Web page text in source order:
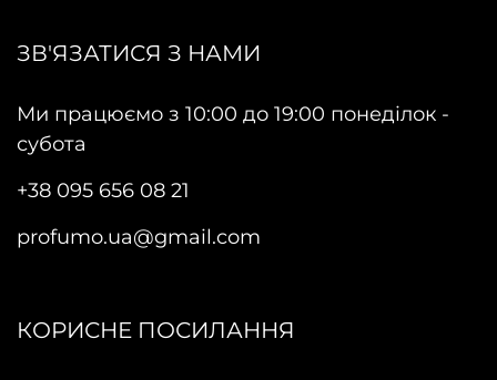
ЗВ'ЯЗАТИСЯ З НАМИ
Ми працюємо з 10:00 до 19:00 понеділок -
субота
+38 095 656 08 21
profumo.ua@gmail.com
КОРИСНЕ ПОСИЛАННЯ